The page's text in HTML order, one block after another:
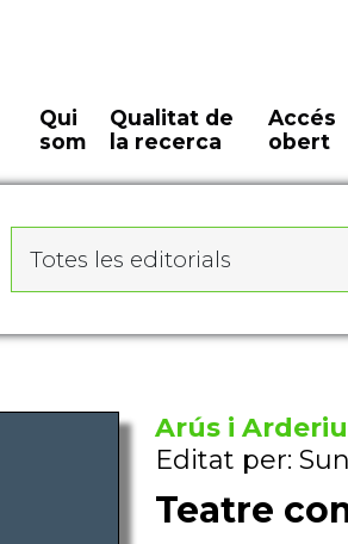
Qui
som
Qualitat de
la recerca
Accés
obert
Totes les editorials
Arús i
Editat per:
Teatre